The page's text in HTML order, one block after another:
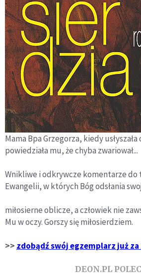
Mama Bpa Grzegorza, kiedy
powiedziała mu, że chyba zwariował...
Wnikliwe i odkrywcze komentarze
Ewangelii, w których Bóg odsłania
miłosierne oblicze, a człowiek nie
Mu w oczy. Gorszy się miłosierdziem.
>> zdobądź swój egzemplarz już za
DEON.PL